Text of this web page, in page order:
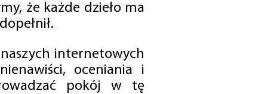
że każde dzieło ma
internetowych
oceniania i
pokój w tę